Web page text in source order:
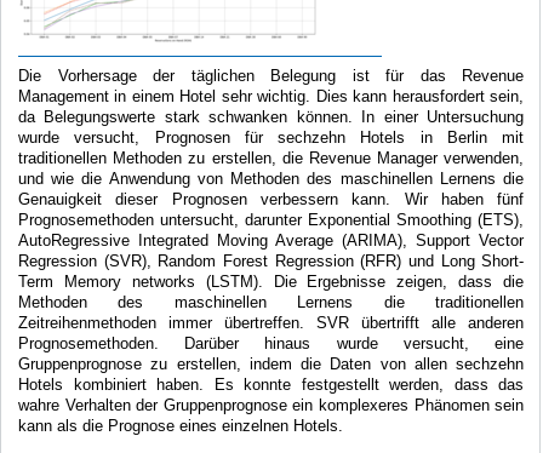
Die Vorhersage der täglichen Belegung ist für das Revenue
Management in einem Hotel sehr wichtig. Dies kann herausfordert sein,
da Belegungswerte stark schwanken können. In einer Untersuchung
wurde versucht, Prognosen für sechzehn Hotels in Berlin mit
traditionellen Methoden zu erstellen, die Revenue Manager verwenden,
und wie die Anwendung von Methoden des maschinellen Lernens die
Genauigkeit dieser Prognosen verbessern kann. Wir haben fünf
Prognosemethoden untersucht, darunter Exponential Smoothing (ETS),
AutoRegressive Integrated Moving Average (ARIMA), Support Vector
Regression (SVR), Random Forest Regression (RFR) und Long Short-
Term Memory networks (LSTM). Die Ergebnisse zeigen, dass die
Methoden des maschinellen Lernens die traditionellen
Zeitreihenmethoden immer übertreffen. SVR übertrifft alle anderen
Prognosemethoden. Darüber hinaus wurde versucht, eine
Gruppenprognose zu erstellen, indem die Daten von allen sechzehn
Hotels kombiniert haben. Es konnte festgestellt werden, dass das
wahre Verhalten der Gruppenprognose ein komplexeres Phänomen sein
kann als die Prognose eines einzelnen Hotels.